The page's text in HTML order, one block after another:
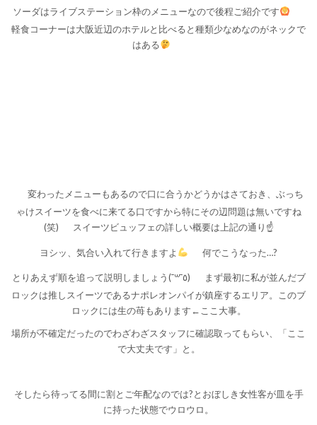
ソーダはライブステーション枠のメニューなので後程ご紹介です
軽食コーナーは大阪近辺のホテルと比べると種類少なめなのがネックで
はある
変わったメニューもあるので口に合うかどうかはさておき、ぶっち
ゃけスイーツを食べに来てる口ですから特にその辺問題は無いですね
(笑)
スイーツビュッフェの詳しい概要は上記の通り☝️
ヨシッ、気合い入れて行きますよ 何でこうなった…?
とりあえず順を追って説明しましょう(¯꒳¯٥)
まず最初に私が並んだブ
ロックは推しスイーツであるナポレオンパイが鎮座するエリア。このブ
ロックには生の苺もあります←ここ大事。
場所が不確定だったのでわざわざスタッフに確認取ってもらい、「ここ
で大丈夫です」と。
そしたら待ってる間に割とご年配なのでは?とおぼしき女性客が皿を手
に持った状態でウロウロ。